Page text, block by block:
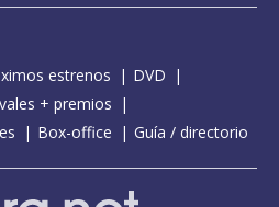
estrenos
DVD
+ premios
Box-office Guía / directorio